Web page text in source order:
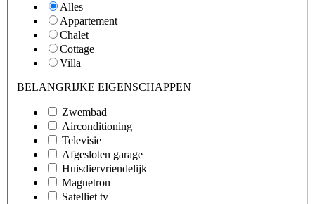
Alles
Appartement
Chalet
Cottage
Villa
BELANGRIJKE EIGENSCHAPPEN
Zwembad
Airconditioning
Televisie
Afgesloten garage
Huisdiervriendelijk
Magnetron
Satelliet tv